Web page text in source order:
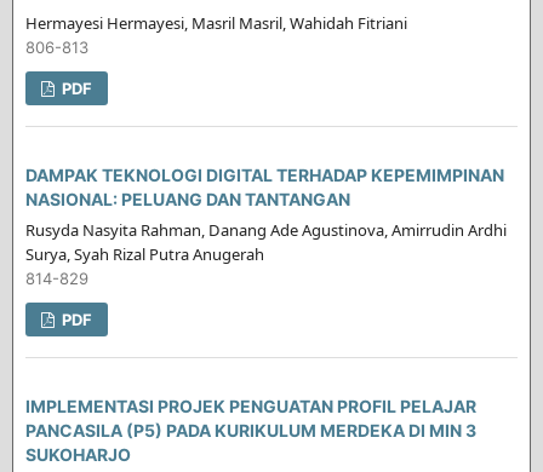
Hermayesi Hermayesi, Masril Masril, Wahidah Fitriani
806-813
PDF
DAMPAK TEKNOLOGI DIGITAL TERHADAP KEPEMIMPINAN
NASIONAL: PELUANG DAN TANTANGAN
Rusyda Nasyita Rahman, Danang Ade Agustinova, Amirrudin Ardhi
Surya, Syah Rizal Putra Anugerah
814-829
PDF
IMPLEMENTASI PROJEK PENGUATAN PROFIL PELAJAR
PANCASILA (P5) PADA KURIKULUM MERDEKA DI MIN 3
SUKOHARJO